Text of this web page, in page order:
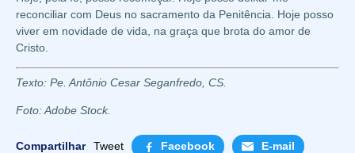
reconciliar com Deus no sacramento da Penitência. Hoje posso
viver em novidade de vida, na graça que brota do amor de
Cristo.
Texto: Pe. Antônio Cesar Seganfredo, CS.
Foto: Adobe Stock.
Compartilhar Tweet Facebook E-mail